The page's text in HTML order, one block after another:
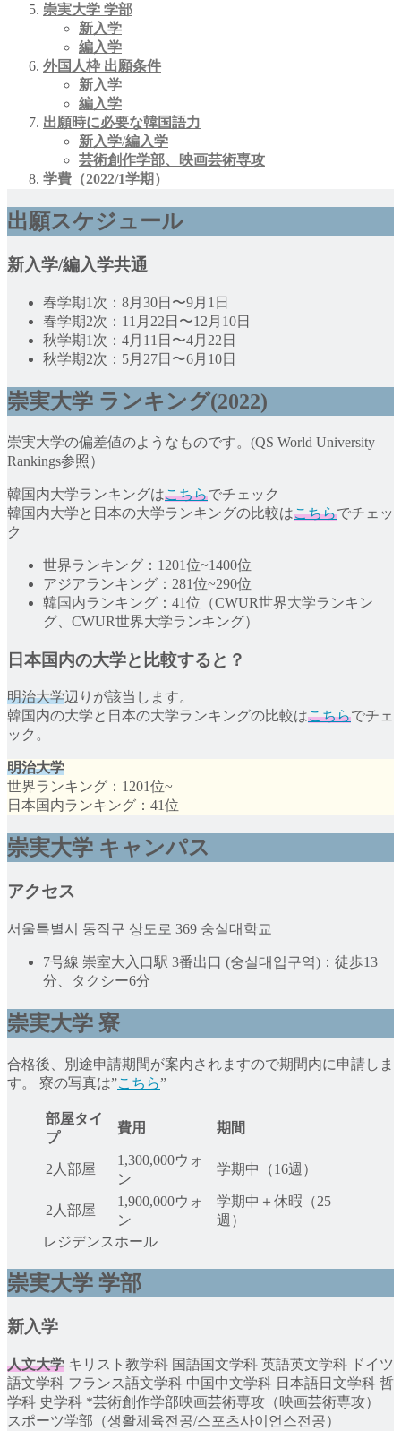
崇実大学 学部
新入学
編入学
外国人枠 出願条件
新入学
編入学
出願時に必要な韓国語力
新入学/編入学
芸術創作学部、映画芸術専攻
学費（2022/1学期）
出願スケジュール
新入学/編入学共通
春学期1次：8月30日〜9月1日
春学期2次：11月22日〜12月10日
秋学期1次：4月11日〜4月22日
秋学期2次：5月27日〜6月10日
崇実大学 ランキング(2022)
崇実大学の偏差値のようなものです。(QS World University
Rankings参照）
韓国内大学ランキングはこちらでチェック
韓国内大学と日本の大学ランキングの比較はこちらでチェッ
ク
世界ランキング：1201位~1400位
アジアランキング：281位~290位
韓国内ランキング：41位（CWUR世界大学ランキン
グ、CWUR世界大学ランキング）
日本国内の大学と比較すると？
明治大学辺りが該当します。
韓国内の大学と日本の大学ランキングの比較はこちらでチェ
ック。
明治大学
世界ランキング：1201位~
日本国内ランキング：41位
崇実大学 キャンパス
アクセス
서울특별시 동작구 상도로 369 숭실대학교
7号線 崇室大入口駅 3番出口 (숭실대입구역)：徒歩13
分、タクシー6分
崇実大学 寮
合格後、別途申請期間が案内されますので期間内に申請しま
す。 寮の写真は”こちら”
部屋タイ
プ
費用 期間
2人部屋
1,300,000ウォ
ン
学期中（16週）
2人部屋
1,900,000ウォ
ン
学期中＋休暇（25
週）
レジデンスホール
崇実大学 学部
新入学
人文大学 キリスト教学科 国語国文学科 英語英文学科 ドイツ
語文学科 フランス語文学科 中国中文学科 日本語日文学科 哲
学科 史学科 *芸術創作学部映画芸術専攻（映画芸術専攻）
スポーツ学部（생활체육전공/스포츠사이언스전공）